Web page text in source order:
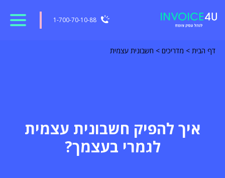
1-700-70-10-88
דף הבית > מדריכים > חשבונית עצמית
איך להפיק חשבונית עצמית
לגמרי בעצמך?